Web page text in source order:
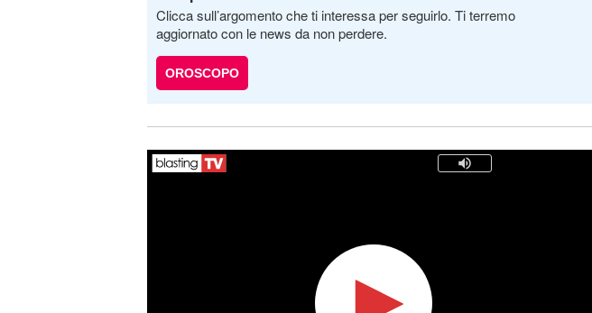
Clicca sull’argomento che ti interessa per seguirlo. Ti terremo
aggiornato con le news da non perdere.
OROSCOPO